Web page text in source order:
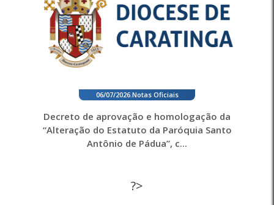
06/07/2026. Notas Oficiais
Decreto de aprovação e homologação da
“Alteração do Estatuto da Paróquia Santo
Antônio de Pádua”, c...
?>